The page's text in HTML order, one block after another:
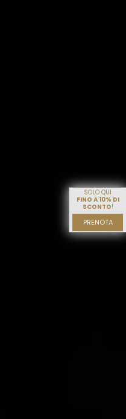
SOLO QUI
FINO A 10% DI
SCONTO!
PRENOTA